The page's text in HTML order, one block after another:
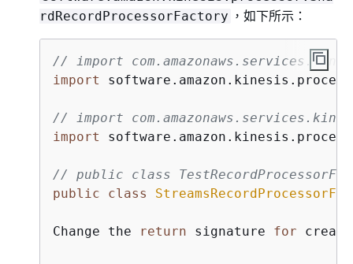
rdRecordProcessorFactory ，如下所示：
// import
import
// import
import
// public class
public
class
Change the return signature for